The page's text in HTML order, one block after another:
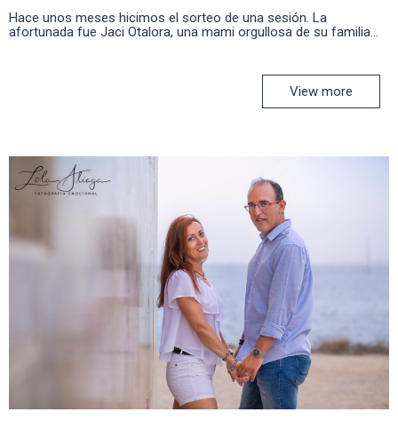
Hace unos meses hicimos el sorteo de una sesión. La
afortunada fue Jaci Otalora, una mami orgullosa de su familia...
View more